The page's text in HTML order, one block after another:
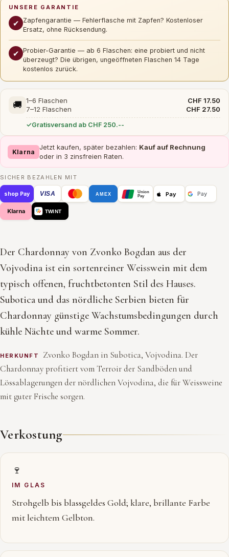
UNSERE GARANTIE
✔
Zapfengarantie — Fehlerflasche mit Zapfen? Kostenloser
Ersatz, ohne Rücksendung.
✔ Probier-Garantie — ab 6 Flaschen: eine probiert und nicht
überzeugt? Die übrigen, ungeöffneten Flaschen 14 Tage
kostenlos zurück.
🚚 1–6 Flaschen
CHF 17.50
7–12 Flaschen
CHF 27.50
Gratisversand ab CHF 250.--
Klarna
Jetzt kaufen, später bezahlen: Kauf auf Rechnung
oder in 3 zinsfreien Raten.
SICHER BEZAHLEN MIT
shop Pay VISA AMEX
Union
Pay
Pay Pay
Klarna TWINT
Der Chardonnay von Zvonko Bogdan aus der
Vojvodina ist ein sortenreiner Weisswein mit dem
typisch offenen, fruchtbetonten Stil des Hauses.
Subotica und das nördliche Serbien bieten für
Chardonnay günstige Wachstumsbedingungen durch
kühle Nächte und warme Sommer.
HERKUNFT
Zvonko Bogdan in Subotica, Vojvodina. Der
Chardonnay profitiert vom Terroir der Sandböden und
Lössablagerungen der nördlichen Vojvodina, die für Weissweine
mit guter Frische sorgen.
Verkostung
🍷
IM GLAS
Strohgelb bis blassgeldes Gold; klare, brillante Farbe
mit leichtem Gelbton.